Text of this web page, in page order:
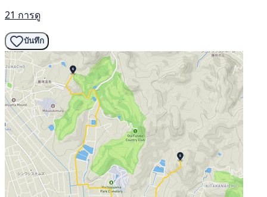
21 การดู
บันทึก